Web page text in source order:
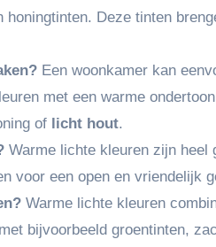
Deze tinten
Een woonkamer kan
met een warme
of licht hout.
Warme lichte kleuren zijn heel
voor een open en vriendelijk
Warme lichte kleuren
bijvoorbeeld groentinten,